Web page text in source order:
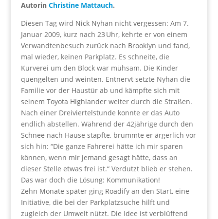
AutorinChristine Mattauch.
Diesen Tag wird Nick Nyhan nicht vergessen: Am 7.
Januar 2009, kurz nach 23 Uhr, kehrte er von einem
Verwandtenbesuch zurück nach Brooklyn und fand,
mal wieder, keinen Parkplatz. Es schneite, die
Kurverei um den Block war mühsam. Die Kinder
quengelten und weinten. Entnervt setzte Nyhan die
Familie vor der Haustür ab und kämpfte sich mit
seinem Toyota Highlander weiter durch die Straßen.
Nach einer Dreiviertelstunde konnte er das Auto
endlich abstellen. Während der 42jährige durch den
Schnee nach Hause stapfte, brummte er ärgerlich vor
sich hin: “Die ganze Fahrerei hätte ich mir sparen
können, wenn mir jemand gesagt hätte, dass an
dieser Stelle etwas frei ist.“ Verdutzt blieb er stehen.
Das war doch die Lösung: Kommunikation!
Zehn Monate später ging Roadify an den Start, eine
Initiative, die bei der Parkplatzsuche hilft und
zugleich der Umwelt nützt. Die Idee ist verblüffend